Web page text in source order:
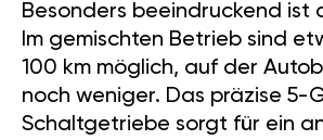
Besonders beeindruckend ist
Im gemischten Betrieb sind
100 km möglich, auf der
noch weniger. Das präzise 5-
Schaltgetriebe sorgt für ein